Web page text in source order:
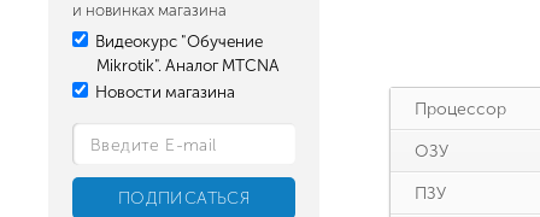
и новинках магазина
Видеокурс "Обучение
Mikrotik". Аналог MTCNA
Новости магазина
Процессор
ОЗУ
ПЗУ